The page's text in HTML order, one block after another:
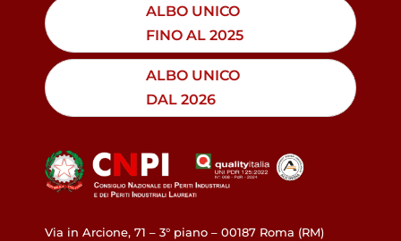
ALBO UNICO
FINO AL 2025
ALBO UNICO
DAL 2026
Via in Arcione, 71 – 3° piano – 00187 Roma (RM)